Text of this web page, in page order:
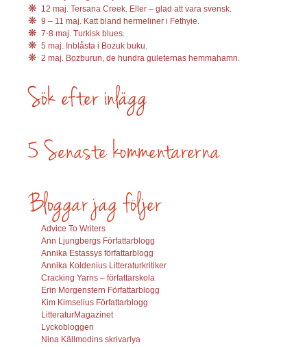
12 maj. Tersana Creek. Eller – glad att vara svensk.
9 – 11 maj. Katt bland hermeliner i Fethyie.
7-8 maj. Turkisk blues.
5 maj. Inblåsta i Bozuk buku.
2 maj. Bozburun, de hundra guleternas hemmahamn.
Advice To Writers
Ann Ljungbergs Författarblogg
Annika Estassys författarblogg
Annika Koldenius Litteraturkritiker
Cracking Yarns – författarskola
Erin Morgenstern Författarblogg
Kim Kimselius Författarblogg
LitteraturMagazinet
Lyckobloggen
Nina Källmodins skrivarlya